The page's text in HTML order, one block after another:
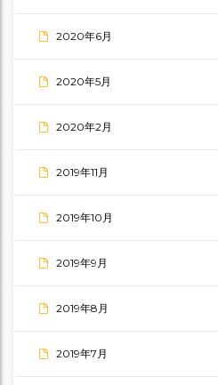
2020年6月
2020年5月
2020年2月
2019年11月
2019年10月
2019年9月
2019年8月
2019年7月